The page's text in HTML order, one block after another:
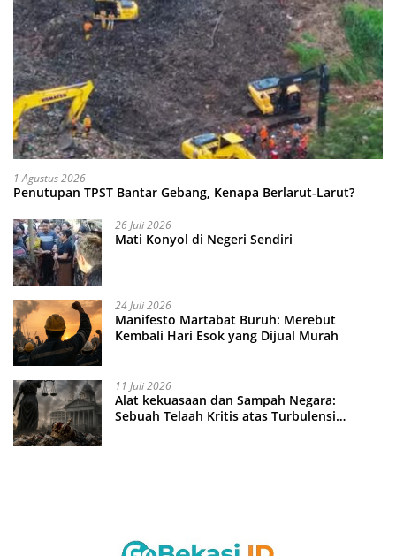
1 Agustus 2026
Penutupan TPST Bantar Gebang, Kenapa Berlarut-Larut?
26 Juli 2026
Mati Konyol di Negeri Sendiri
24 Juli 2026
Manifesto Martabat Buruh: Merebut
Kembali Hari Esok yang Dijual Murah
11 Juli 2026
Alat kekuasaan dan Sampah Negara:
Sebuah Telaah Kritis atas Turbulensi